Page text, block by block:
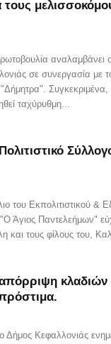
τους
αναλαμβάνει
σε συνεργασία με
Συγκεκριμένα,
ταχύρυθμη...
του Εκπολιτιστικού &
Άγιος Παντελεήμων"
και τους φίλους του,
κλαδιών
Κεφαλλονιάς